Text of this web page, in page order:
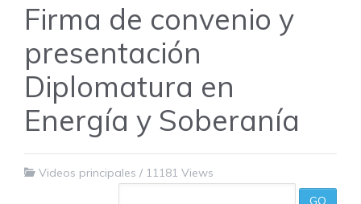
Firma de convenio y
presentación
Diplomatura en
Energía y Soberanía
Videos principales / 11181 Views
GO